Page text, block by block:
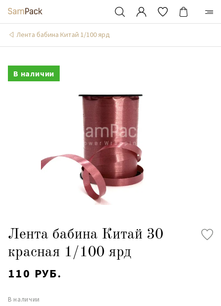
Лента бабина Китай 1/100 ярд
В наличии
Лента бабина Китай 30
красная 1/100 ярд
110 РУБ.
В наличии